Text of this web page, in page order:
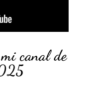
canal de